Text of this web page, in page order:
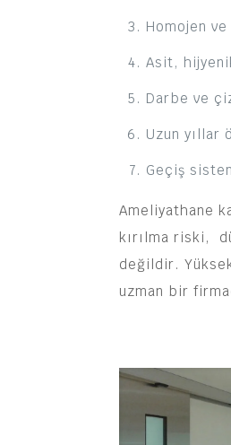
Homojen
Asit,
Darbe ve
Uzun yıllar
Geçiş
Ameliyathane
kırılma riski,
değildir.
uzman bir